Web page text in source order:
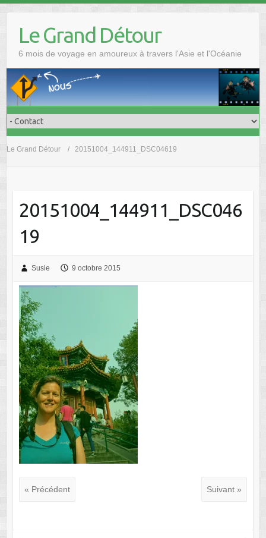
Le Grand Détour
6 mois de voyage en amoureux à travers l'Asie et l'Océanie
Le Grand Détour 20151004_144911_DSC04619
20151004_144911_DSC046
19
Susie 9 octobre 2015
« Précédent Suivant »